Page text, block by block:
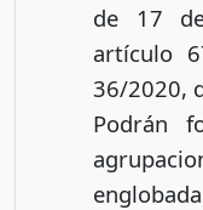
de 17
artículo
36/2020,
Podrán